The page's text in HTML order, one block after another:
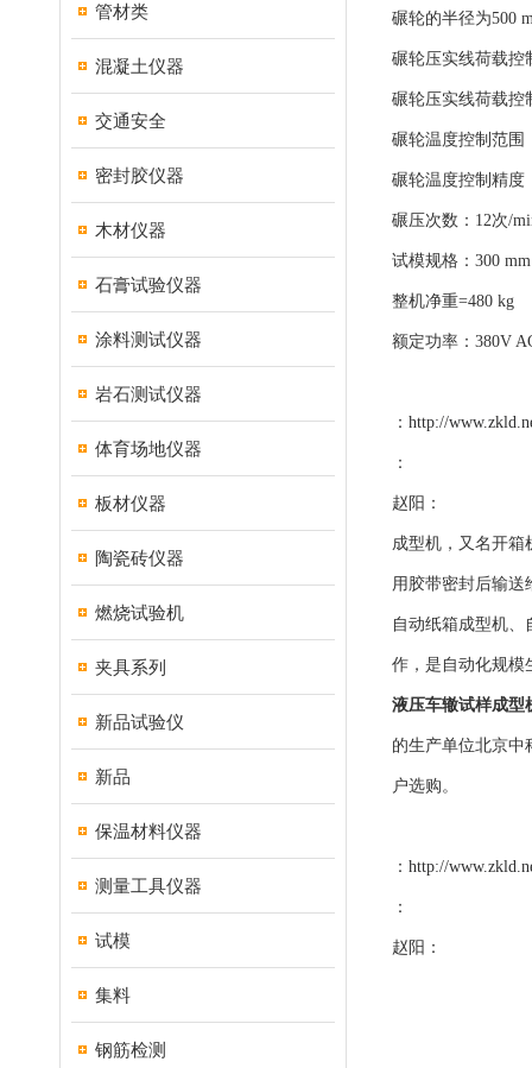
管材类
混凝土仪器
交通安全
密封胶仪器
木材仪器
石膏试验仪器
涂料测试仪器
岩石测试仪器
体育场地仪器
板材仪器
陶瓷砖仪器
燃烧试验机
夹具系列
新品试验仪
新品
保温材料仪器
测量工具仪器
试模
集料
钢筋检测
碾轮的半径为500
碾轮压实线荷载控
碾轮压实线荷载控
碾轮温度控制范
碾轮温度控制精
碾压次数：12次/
试模规格：300
整机净重=480 kg
额定功率：380V
： http://
：
赵阳：
成型机，又名开箱
用胶带密封后输送
自动纸箱成型机
作，是自动化规模
液压车辙试样成型
的生产单位北京中
户选购。
： http://
：
赵阳：